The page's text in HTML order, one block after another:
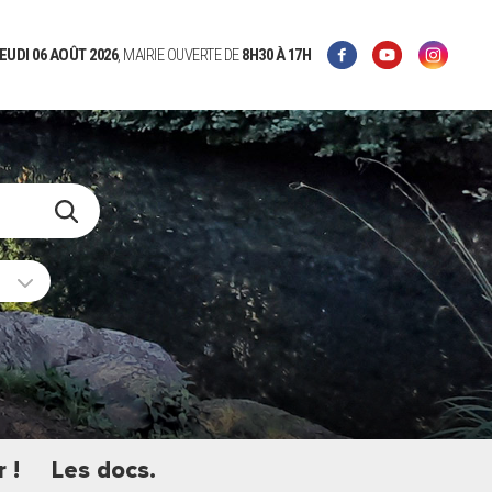
06 AOÛT 2026, MAIRIE OUVERTE DE8H30À 17H
! Les docs.